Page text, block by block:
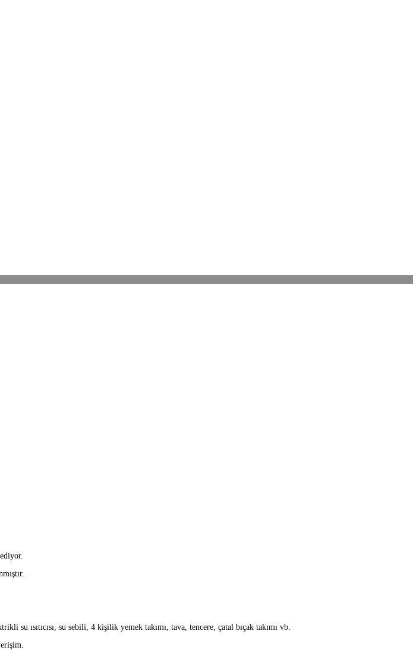
su ısıtıcısı, su sebili, 4 kişilik yemek takımı, tava, tencere, çatal bıçak takımı vb.